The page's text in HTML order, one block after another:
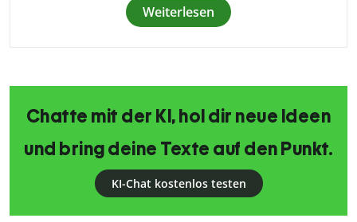
Weiterlesen
Chatte mit der KI, hol dir neue Ideen
und bring deine Texte auf den Punkt.
KI-Chat kostenlos testen